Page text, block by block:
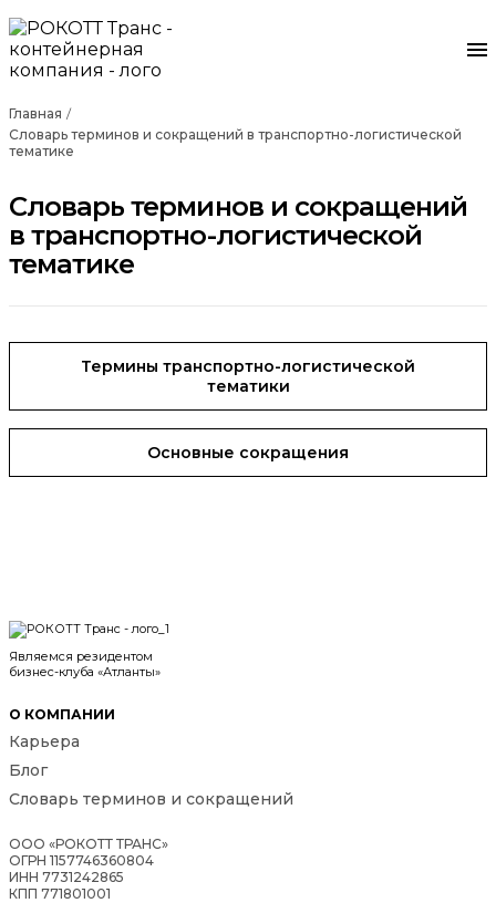
Главная
Словарь терминов и сокращений в транспортно-логистической
тематике
Словарь терминов и сокращений
в транспортно-логистической
тематике
Термины транспортно-логистической
тематики
Основные сокращения
Являемся резидентом
бизнес-клуба «Атланты»
О КОМПАНИИ
Карьера
Блог
Словарь терминов и сокращений
ООО «РОКОТТ ТРАНС»
ОГРН 1157746360804
ИНН 7731242865
КПП 771801001